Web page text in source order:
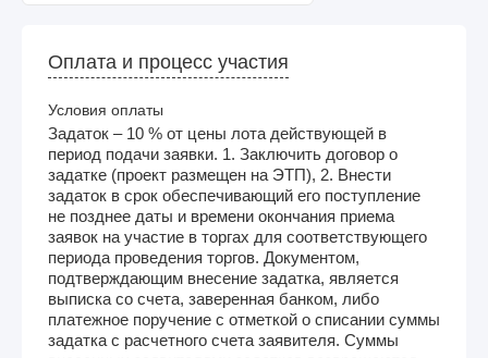
Оплата и процесс участия
Условия оплаты
Задаток – 10 % от цены лота действующей в
период подачи заявки. 1. Заключить договор о
задатке (проект размещен на ЭТП), 2. Внести
задаток в срок обеспечивающий его поступление
не позднее даты и времени окончания приема
заявок на участие в торгах для соответствующего
периода проведения торгов. Документом,
подтверждающим внесение задатка, является
выписка со счета, заверенная банком, либо
платежное поручение с отметкой о списании суммы
задатка с расчетного счета заявителя. Суммы